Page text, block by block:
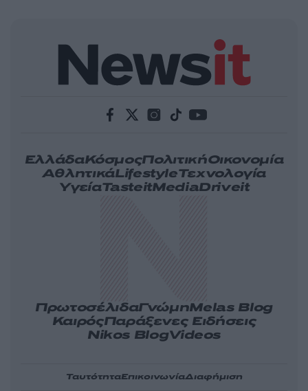
ΕλλάδαΚόσμοςΠολιτικήΟικονομία
ΑθλητικάLifestyleΤεχνολογία
ΥγείαTasteitMediaDriveit
ΠρωτοσέλιδαΓνώμηMelas Blog
ΚαιρόςΠαράξενες Ειδήσεις
Nikos BlogVideos
ΤαυτότηταΕπικοινωνίαΔιαφήμιση